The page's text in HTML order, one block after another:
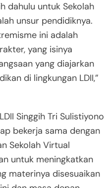
dahulu untuk Sekolah
unsur pendidiknya.
ini adalah
yang isinya
yang diajarkan
di lingkungan LDII,”
Singgih Tri Sulistiyono
bekerja sama dengan
Sekolah Virtual
untuk meningkatkan
materinya disesuaikan